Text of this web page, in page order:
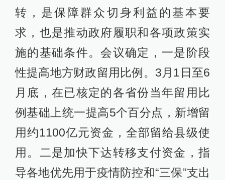
转，是保障群众切身利益的基本要
求，也是推动政府履职和各项政策实
施的基础条件。会议确定，一是阶段
性提高地方财政留用比例。3月1日至6
月底，在已核定的各省份当年留用比
例基础上统一提高5个百分点，新增留
用约1100亿元资金，全部留给县级使
用。二是加快下达转移支付资金，指
导各地优先用于疫情防控和“三保”支出